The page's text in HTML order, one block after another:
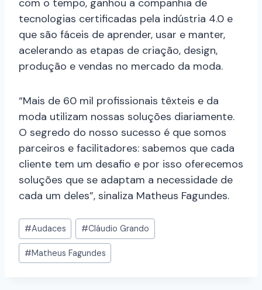
com o tempo, ganhou a companhia de
tecnologias certificadas pela indústria 4.0 e
que são fáceis de aprender, usar e manter,
acelerando as etapas de criação, design,
produção e vendas no mercado da moda.
“Mais de 60 mil profissionais têxteis e da
moda utilizam nossas soluções diariamente.
O segredo do nosso sucesso é que somos
parceiros e facilitadores: sabemos que cada
cliente tem um desafio e por isso oferecemos
soluções que se adaptam a necessidade de
cada um deles”, sinaliza Matheus Fagundes.
#Audaces #Cláudio Grando
#Matheus Fagundes